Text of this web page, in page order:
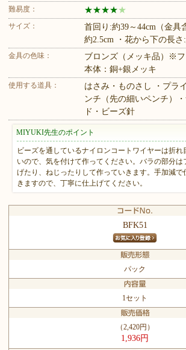
難易度： ★★★★ ★
サイズ：
首回り:約39～44cm（金具
約2.5cm ・花から下の長さ
金具の色味：
ブロンズ（メッキ品）※
本体：銅+銀メッキ
使用する道具：
はさみ・ものさし ・プラ
ンチ（先の細いペンチ）
ド・ビーズ針
MIYUKI先生のポイント
ビーズを通しているナイロンコートワイヤーは折れ
いので、気を付けて作ってください。バラの部分は
げたり、ねじったりして作っていきます。手加減で
きますので、丁寧に仕上げてください。
BFK51
パック
1セット
（2,420円）
1,936円